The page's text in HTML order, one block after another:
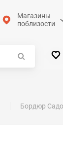
Магазины
поблизости